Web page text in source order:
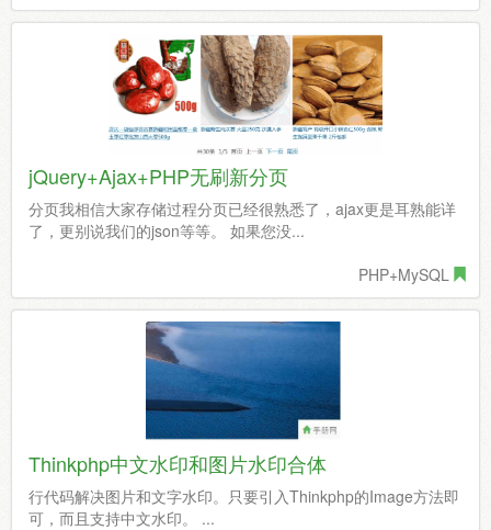
jQuery+Ajax+PHP无刷新分页
分页我相信大家存储过程分页已经很熟悉了，ajax更是耳熟能详
了，更别说我们的json等等。 如果您没...
PHP+MySQL
Thinkphp中文水印和图片水印合体
行代码解决图片和文字水印。只要引入Thinkphp的Image方法即
可，而且支持中文水印。 ...